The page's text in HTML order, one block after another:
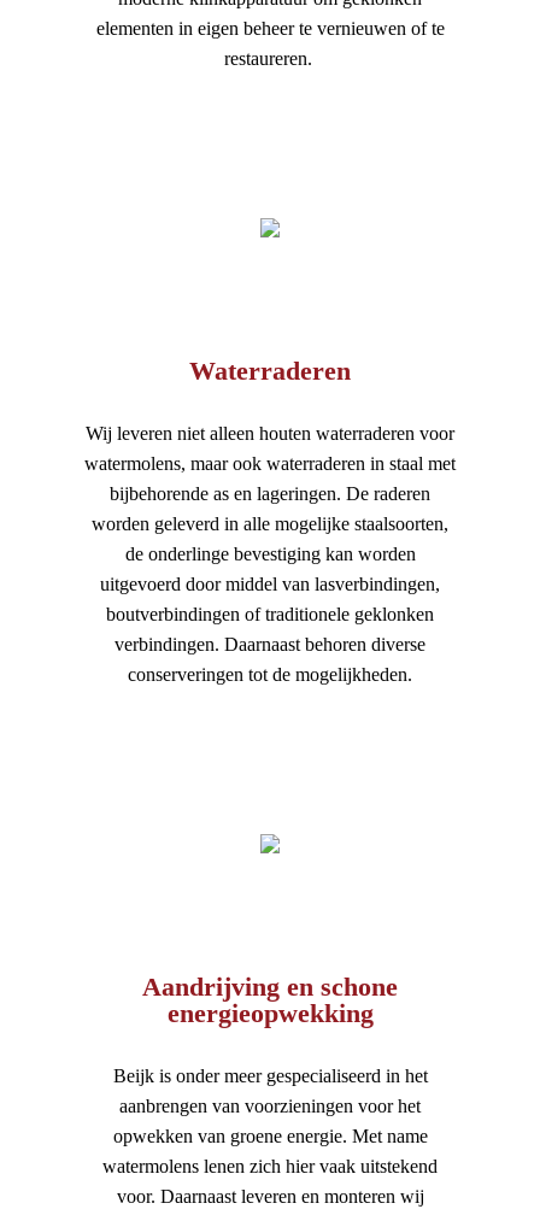
elementen in eigen beheer te vernieuwen of te
restaureren.
Waterraderen
Wij leveren niet alleen houten waterraderen voor
watermolens, maar ook waterraderen in staal met
bijbehorende as en lageringen. De raderen
worden geleverd in alle mogelijke staalsoorten,
de onderlinge bevestiging kan worden
uitgevoerd door middel van lasverbindingen,
boutverbindingen of traditionele geklonken
verbindingen. Daarnaast behoren diverse
conserveringen tot de mogelijkheden.
Aandrijving en schone
energieopwekking
Beijk is onder meer gespecialiseerd in het
aanbrengen van voorzieningen voor het
opwekken van groene energie. Met name
watermolens lenen zich hier vaak uitstekend
voor. Daarnaast leveren en monteren wij